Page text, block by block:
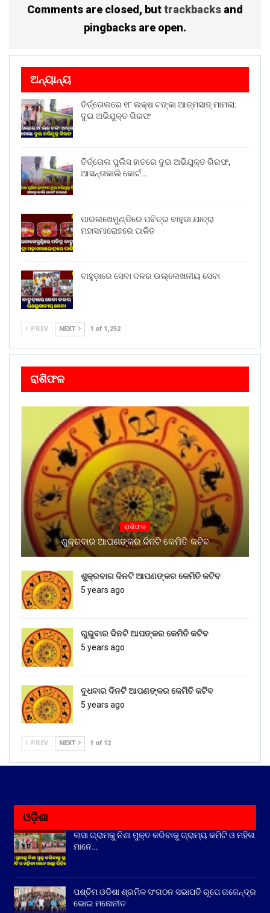
Comments are closed, buttrackbacks and
pingbacks are open.
ଅନ୍ୟାନ୍ୟ
ତିର୍ତ୍ତୋଲରେ ୧୮ ଲକ୍ଷ ଟଙ୍କା ଆତ୍ମସାତ୍ ମାମଲା:
ଦୁଇ ଅଭିଯୁକ୍ତ ଗିରଫ
ତିର୍ତ୍ତୋଲ ପୁଲିସ ହାତରେ ଦୁଇ ଅଭିଯୁକ୍ତ ଗିରଫ,
ଆସନ୍ତାକାଲି କୋର୍ଟ…
ପାରଳାଖେମୁଣ୍ଡିରେ ପବିତ୍ର ବାହୁଡା ଯାତ୍ରା
ମହାସମାରୋହରେ ପାଳିତ
ବାହୁଡ଼ାରେ ସେବା ଦଳର ଉଲ୍ଲେଖନୀୟ ସେବା
PREV NEXT 1 of 1,252
ରାଶିଫଳ
ରାଶିଫଳ
ଶୁକ୍ରବାର ଆପଣଙ୍କର ଦିନଟି କେମିତି କଟିବ
ଶୁକ୍ରବାର ଦିନଟି ଆପଣଙ୍କର କେମିତି କଟିବ
5 years ago
ଗୁରୁବାର ଦିନଟି ଆପଙ୍କର କେମିତି କଟିବ
5 years ago
ବୁଧବାର ଦିନଟି ଆପଣଙ୍କର କେମିତି କଟିବ
5 years ago
PREV NEXT 1 of 12
ଓଡ଼ିଶା
ଲସା ଗ୍ରାମକୁ ନିଶା ମୁକ୍ତ କରିବାକୁ ଗ୍ରାମ୍ୟ କମିଟି ଓ ମହିଳା
ମାନେ…
ପଶ୍ଚିମ ଓଡିଶା ଶ୍ରମିକ ସଂଗଠନ ସଭାପତି ରୂପେ ଗଜେନ୍ଦ୍ର
ଭୋଇ ମନୋନୀତ